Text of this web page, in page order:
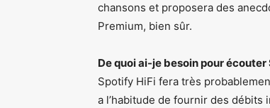
chansons et proposera des
Premium, bien sûr.
De quoi ai-je besoin pour écouter
Spotify HiFi fera très
a l’habitude de fournir des